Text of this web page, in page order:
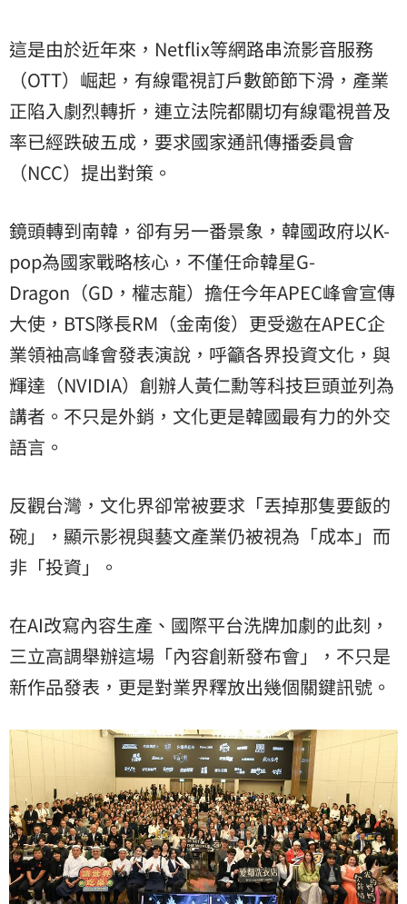
這是由於近年來，Netflix等網路串流影音服務
（OTT）崛起，有線電視訂戶數節節下滑，產業
正陷入劇烈轉折，連立法院都關切有線電視普及
率已經跌破五成，要求國家通訊傳播委員會
（NCC）提出對策。
鏡頭轉到南韓，卻有另一番景象，韓國政府以K-
pop為國家戰略核心，不僅任命韓星G-
Dragon（GD，權志龍）擔任今年APEC峰會宣傳
大使，BTS隊長RM（金南俊）更受邀在APEC企
業領袖高峰會發表演說，呼籲各界投資文化，與
輝達（NVIDIA）創辦人黃仁勳等科技巨頭並列為
講者。不只是外銷，文化更是韓國最有力的外交
語言。
反觀台灣，文化界卻常被要求「丟掉那隻要飯的
碗」，顯示影視與藝文產業仍被視為「成本」而
非「投資」。
在AI改寫內容生產、國際平台洗牌加劇的此刻，
三立高調舉辦這場「內容創新發布會」，不只是
新作品發表，更是對業界釋放出幾個關鍵訊號。